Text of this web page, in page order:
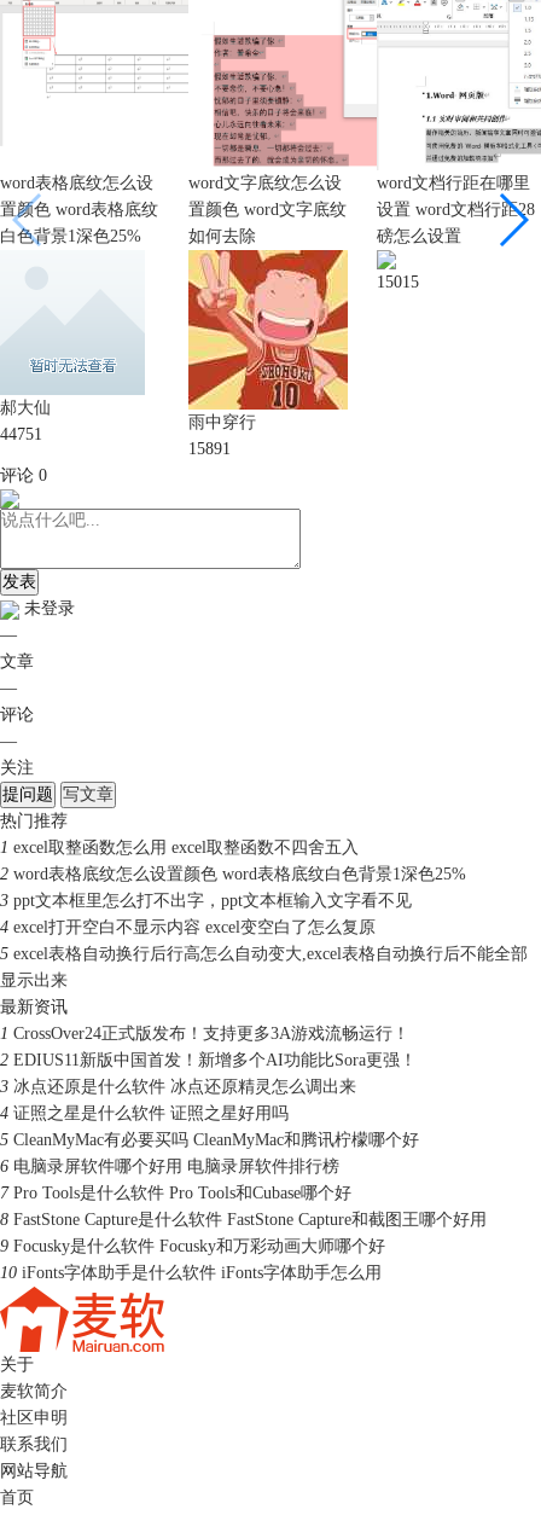
word表格底纹怎么设
置颜色 word表格底纹
白色背景1深色25%
郝大仙
44751
word文字底纹怎么设
置颜色 word文字底纹
如何去除
雨中穿行
15891
word文档行距在哪里
设置 word文档行距28
磅怎么设置
15015
评论 0
发表
未登录
—
文章
—
评论
—
关注
提问题 写文章
热门推荐
1 excel取整函数怎么用 excel取整函数不四舍五入
2 word表格底纹怎么设置颜色 word表格底纹白色背景1深色25%
3 ppt文本框里怎么打不出字，ppt文本框输入文字看不见
4 excel打开空白不显示内容 excel变空白了怎么复原
5 excel表格自动换行后行高怎么自动变大,excel表格自动换行后不能全部
显示出来
最新资讯
1 CrossOver24正式版发布！支持更多3A游戏流畅运行！
2 EDIUS11新版中国首发！新增多个AI功能比Sora更强！
3 冰点还原是什么软件 冰点还原精灵怎么调出来
4 证照之星是什么软件 证照之星好用吗
5 CleanMyMac有必要买吗 CleanMyMac和腾讯柠檬哪个好
6 电脑录屏软件哪个好用 电脑录屏软件排行榜
7 Pro Tools是什么软件 Pro Tools和Cubase哪个好
8 FastStone Capture是什么软件 FastStone Capture和截图王哪个好用
9 Focusky是什么软件 Focusky和万彩动画大师哪个好
10 iFonts字体助手是什么软件 iFonts字体助手怎么用
关于
麦软简介
社区申明
联系我们
网站导航
首页